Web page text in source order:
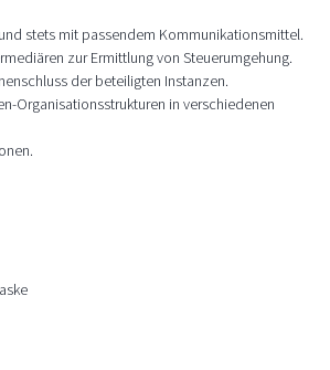
stets mit passendem Kommunikationsmittel.
zur Ermittlung von Steuerumgehung.
der beteiligten Instanzen.
Organisationsstrukturen in verschiedenen